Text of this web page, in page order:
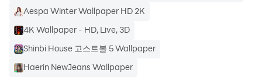
Aespa Winter Wallpaper HD 2K
4K Wallpaper - HD, Live, 3D
Shinbi House 고스트볼 5 Wallpaper
Haerin NewJeans Wallpaper